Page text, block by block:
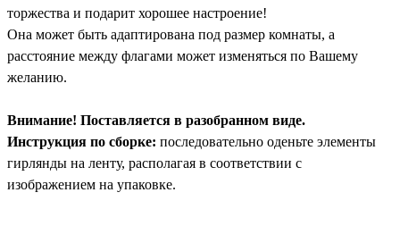
торжества и подарит хорошее настроение!
Она может быть адаптирована под размер комнаты, а
расстояние между флагами может изменяться по Вашему
желанию.
Внимание! Поставляется в разобранном виде.
Инструкция по сборке: последовательно оденьте элементы
гирлянды на ленту, располагая в соответствии с
изображением на упаковке.